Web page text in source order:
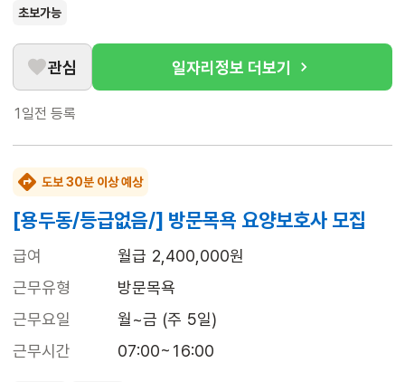
초보가능
관심 일자리정보 더보기
1일전 등록
도보 30분 이상 예상
[용두동/등급없음/] 방문목욕 요양보호사 모집
급여
월급 2,400,000원
근무유형
방문목욕
근무요일
월~금 (주 5일)
근무시간
07:00~16:00